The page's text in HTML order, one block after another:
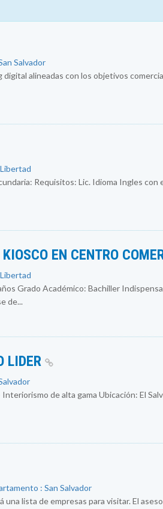
Salvador
alineadas con los objetivos
Requisitos: Lic. Idioma Ingles
EN CENTRO
Grado Académico: Bachiller
de...
LIDER
de alta gama Ubicación: El
: San Salvador
lista de empresas para visitar. El